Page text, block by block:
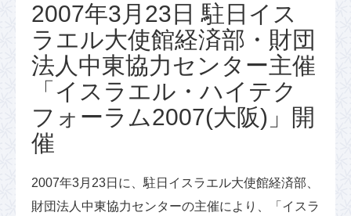
2007年3月23日 駐日イス
ラエル大使館経済部・財団
法人中東協力センター主催
「イスラエル・ハイテク
フォーラム2007(大阪)」開
催
2007年3月23日に、駐日イスラエル大使館経済部、
財団法人中東協力センターの主催により、「イスラ